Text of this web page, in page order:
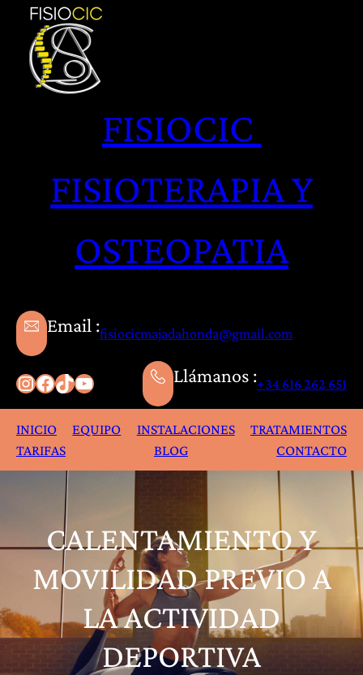
Saltar
contenido
FISIOCIC
FISIOTERAPIA Y
OSTEOPATIA
Email :fisiocicmajadahonda@gmail.com
Instagram
Facebook
TikTokYouTube Llámanos :+34 616 262 651
INICIO EQUIPO INSTALACIONES
TRATAMIENTOS
TARIFAS
BLOG CONTACTO
CALENTAMIENTO Y
MOVILIDAD PREVIO A
LA ACTIVIDAD
DEPORTIVA